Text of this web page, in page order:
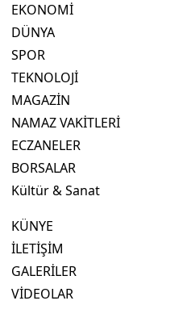
EKONOMİ
DÜNYA
SPOR
TEKNOLOJİ
MAGAZİN
NAMAZ VAKİTLERİ
ECZANELER
BORSALAR
Kültür & Sanat
KÜNYE
İLETİŞİM
GALERİLER
VİDEOLAR